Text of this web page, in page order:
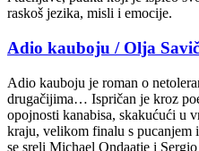
raskoš jezika, misli i emocije.
Adio kauboju / Olja
Adio kauboju je roman o
drugačijima… Ispričan je kroz
opojnosti kanabisa, skakućući u
kraju, velikom finalu s pucanjem
se sreli Michael Ondaatje i